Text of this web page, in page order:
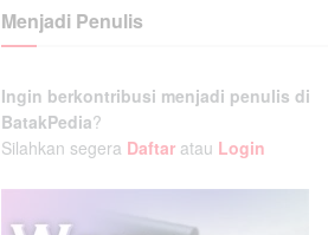
Menjadi Penulis
Ingin berkontribusi menjadi penulis di
BatakPedia?
Silahkan segera Daftar atau Login